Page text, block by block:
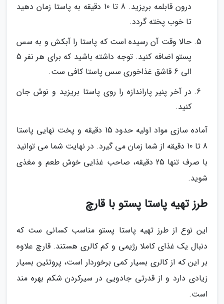
درون قابلمه بریزید. 8 تا 10 دقیقه به پاستا زمان دهید
تا خوب پخته گردد.
حالا وقت آن رسیده است که پاستا را آبکش و به سس
پستو اضافه کنید. توجه داشته باشید که برای هر نفر 5
الی 6 قاشق غذاخوری سس پاستا کافی ست.
در آخر پنیر پاراندازه را روی پاستا بریزید و نوش جان
کنید.
آماده سازی مواد اولیه حدود 15 دقیقه و پخت نهایی پاستا
8 تا 10 دقیقه از شما زمان می گیرد. در نهایت شما می توانید
با صرف تنها 25 دقیقه، صاحب غذایی خوش طعم و مغذی
شوید.
طرز تهیه پاستا پستو با قارچ
این نوع از طرز تهیه پاستا پستو مناسب کسانی ست که
دنبال یک غذای کاملا رژیمی و کم کالری هستند. قارچ علاوه
بر این که از کالری بسیار کمی برخوردار است، پروتئین بسیار
زیادی دارد و از قدرتی جادویی در سیرکردن شکم بهره مند
است.